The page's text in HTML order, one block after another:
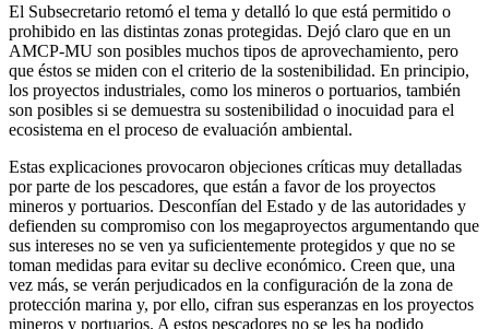
El Subsecretario retomó el tema y detalló lo que está permitido o
prohibido en las distintas zonas protegidas. Dejó claro que en un
AMCP-MU son posibles muchos tipos de aprovechamiento, pero
que éstos se miden con el criterio de la sostenibilidad. En principio,
los proyectos industriales, como los mineros o portuarios, también
son posibles si se demuestra su sostenibilidad o inocuidad para el
ecosistema en el proceso de evaluación ambiental.
Estas explicaciones provocaron objeciones críticas muy detalladas
por parte de los pescadores, que están a favor de los proyectos
mineros y portuarios. Desconfían del Estado y de las autoridades y
defienden su compromiso con los megaproyectos argumentando que
sus intereses no se ven ya suficientemente protegidos y que no se
toman medidas para evitar su declive económico. Creen que, una
vez más, se verán perjudicados en la configuración de la zona de
protección marina y, por ello, cifran sus esperanzas en los proyectos
mineros y portuarios. A estos pescadores no se les ha podido